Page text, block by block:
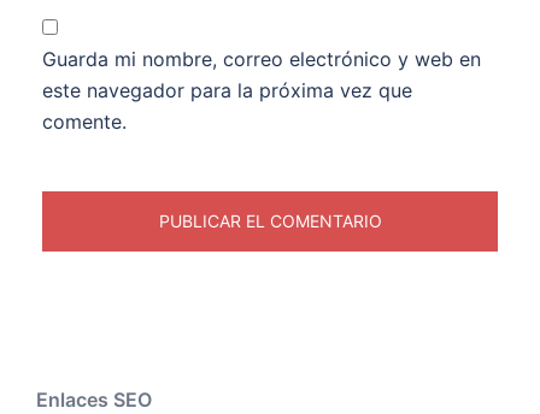
Guarda mi nombre, correo electrónico y web en
este navegador para la próxima vez que
comente.
Enlaces SEO